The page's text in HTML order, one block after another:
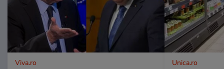
Viva.ro Unica.ro